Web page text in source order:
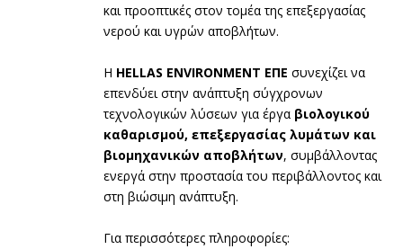
και προοπτικές στον τομέα της επεξεργασίας
νερού και υγρών αποβλήτων.
Η HELLAS ENVIRONMENT ΕΠΕ συνεχίζει να
επενδύει στην ανάπτυξη σύγχρονων
τεχνολογικών λύσεων για έργα βιολογικού
καθαρισμού, επεξεργασίας λυμάτων και
βιομηχανικών αποβλήτων, συμβάλλοντας
ενεργά στην προστασία του περιβάλλοντος και
στη βιώσιμη ανάπτυξη.
Για περισσότερες πληροφορίες: